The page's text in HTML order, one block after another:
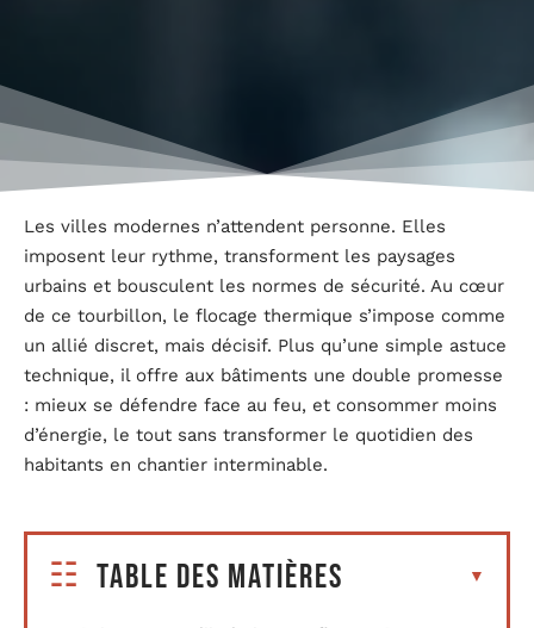
Les villes modernes n’attendent personne. Elles
imposent leur rythme, transforment les paysages
urbains et bousculent les normes de sécurité. Au cœur
de ce tourbillon, le flocage thermique s’impose comme
un allié discret, mais décisif. Plus qu’une simple astuce
technique, il offre aux bâtiments une double promesse
: mieux se défendre face au feu, et consommer moins
d’énergie, le tout sans transformer le quotidien des
habitants en chantier interminable.
Table des matières